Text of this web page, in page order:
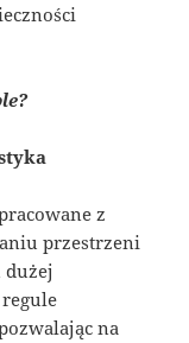
z
przestrzeni
dużej
na